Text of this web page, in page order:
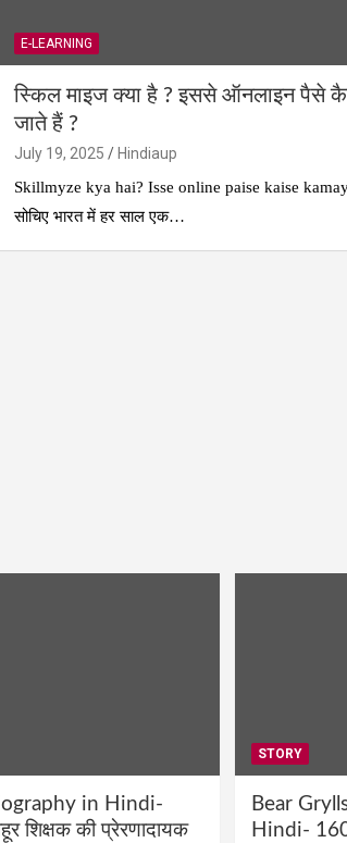
E-LEARNING
स्किल माइज क्या है ? इससे ऑनलाइन पैसे
जाते हैं ?
July 19, 2025
Hindiaup
Skillmyze kya hai? Isse online paise kaise
सोचिए भारत में हर साल एक…
in Hindi-
शिक्षक की प्रेरणादायक
STORY
Bear
Hindi-